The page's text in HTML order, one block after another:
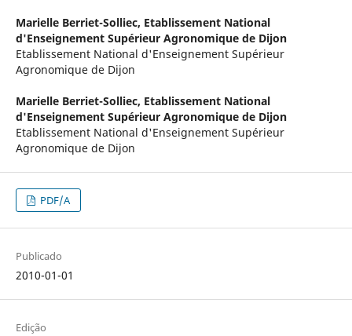
Marielle Berriet-Solliec, Etablissement National
d'Enseignement Supérieur Agronomique de Dijon
Etablissement National d'Enseignement Supérieur
Agronomique de Dijon
Marielle Berriet-Solliec, Etablissement National
d'Enseignement Supérieur Agronomique de Dijon
Etablissement National d'Enseignement Supérieur
Agronomique de Dijon
PDF/A
Publicado
2010-01-01
Edição